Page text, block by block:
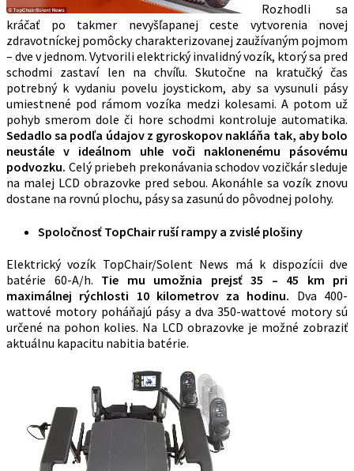
Rozhodli sa
kráčať po takmer nevyšľapanej ceste vytvorenia novej
zdravotníckej pomôcky charakterizovanej zaužívaným pojmom
– dve v jednom. Vytvorili elektrický invalidný vozík, ktorý sa pred
schodmi zastaví len na chvíľu. Skutočne na kratučký čas
potrebný k vydaniu povelu joystickom, aby sa vysunuli pásy
umiestnené pod rámom vozíka medzi kolesami. A potom už
pohyb smerom dole či hore schodmi kontroluje automatika.
Sedadlo sa podľa údajov z gyroskopov nakláňa tak, aby bolo
neustále v ideálnom uhle voči naklonenému pásovému
podvozku. Celý priebeh prekonávania schodov vozičkár sleduje
na malej LCD obrazovke pred sebou. Akonáhle sa vozík znovu
dostane na rovnú plochu, pásy sa zasunú do pôvodnej polohy.
Spoločnosť TopChair ruší rampy a zvislé plošiny
Elektrický vozík TopChair/Solent News má k dispozícii dve
batérie 60-A/h. Tie mu umožnia prejsť 35 – 45 km pri
maximálnej rýchlosti 10 kilometrov za hodinu. Dva 400-
wattové motory poháňajú pásy a dva 350-wattové motory sú
určené na pohon kolies. Na LCD obrazovke je možné zobraziť
aktuálnu kapacitu nabitia batérie.